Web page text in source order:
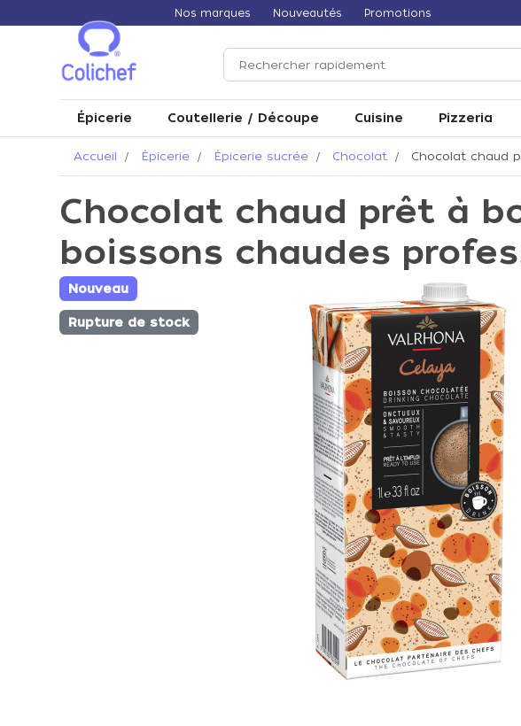
Nos marques Nouveautés Promotions
Épicerie Coutellerie / Découpe Cuisine Pizzeria
Accueil Épicerie Épicerie sucrée Chocolat Chocolat chaud
Chocolat chaud prêt à
boissons chaudes
Nouveau
Rupture de stock